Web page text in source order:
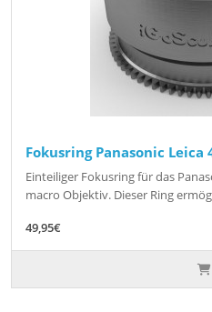
Fokusring Panasonic Leica
Einteiliger Fokusring für das
macro Objektiv. Dieser Ring
49,95€